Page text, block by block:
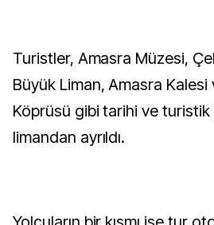
Turistler, Amasra Müzesi,
Büyük Liman, Amasra Kalesi
Köprüsü gibi tarihi ve
limandan ayrıldı.